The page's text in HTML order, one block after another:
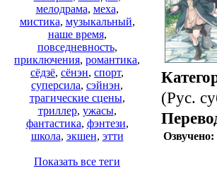
мелодрама, меха,
мистика, музыкальный,
наше время,
повседневность,
приключения, романтика,
сёдзё, сёнэн, спорт,
суперсила, сэйнэн,
трагические сцены,
триллер, ужасы,
фантастика, фэнтези,
школа, экшен, этти
Показать все теги
(Рус.
Озвучено: